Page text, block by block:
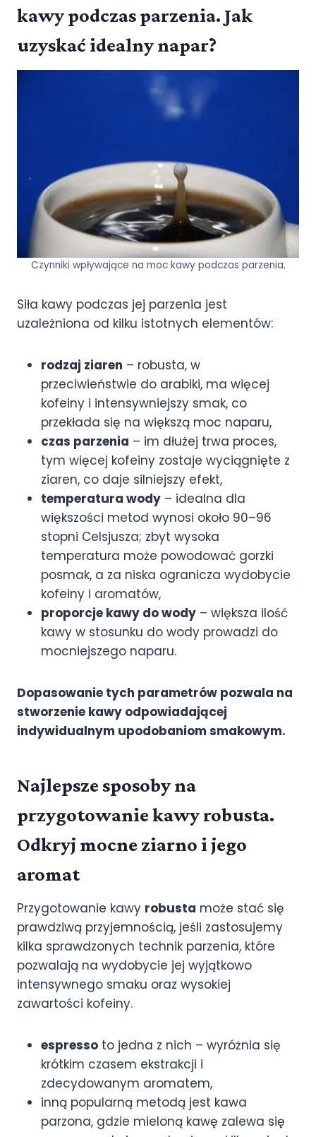
kawy podczas parzenia. Jak
uzyskać idealny napar?
Czynniki wpływające na moc kawy podczas parzenia.
Siła kawy podczas jej parzenia jest
uzależniona od kilku istotnych elementów:
rodzaj ziaren – robusta, w
przeciwieństwie do arabiki, ma więcej
kofeiny i intensywniejszy smak, co
przekłada się na większą moc naparu,
czas parzenia – im dłużej trwa proces,
tym więcej kofeiny zostaje wyciągnięte z
ziaren, co daje silniejszy efekt,
temperatura wody – idealna dla
większości metod wynosi około 90–96
stopni Celsjusza; zbyt wysoka
temperatura może powodować gorzki
posmak, a za niska ogranicza wydobycie
kofeiny i aromatów,
proporcje kawy do wody – większa ilość
kawy w stosunku do wody prowadzi do
mocniejszego naparu.
Dopasowanie tych parametrów pozwala na
stworzenie kawy odpowiadającej
indywidualnym upodobaniom smakowym.
Najlepsze sposoby na
przygotowanie kawy robusta.
Odkryj mocne ziarno i jego
aromat
Przygotowanie kawy robusta może stać się
prawdziwą przyjemnością, jeśli zastosujemy
kilka sprawdzonych technik parzenia, które
pozwalają na wydobycie jej wyjątkowo
intensywnego smaku oraz wysokiej
zawartości kofeiny.
espresso to jedna z nich – wyróżnia się
krótkim czasem ekstrakcji i
zdecydowanym aromatem,
inną popularną metodą jest kawa
parzona, gdzie mieloną kawę zalewa się